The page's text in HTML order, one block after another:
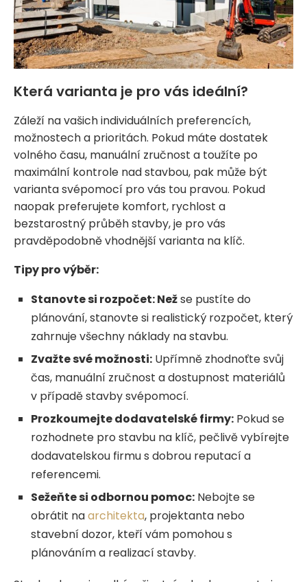
Která varianta je pro vás ideální?
Záleží na vašich individuálních preferencích,
možnostech a prioritách. Pokud máte dostatek
volného času, manuální zručnost a toužíte po
maximální kontrole nad stavbou, pak může být
varianta svépomocí pro vás tou pravou. Pokud
naopak preferujete komfort, rychlost a
bezstarostný průběh stavby, je pro vás
pravděpodobně vhodnější varianta na klíč.
Tipy pro výběr:
Stanovte si rozpočet: Nežse pustíte do
plánování, stanovte si realistický rozpočet, který
zahrnuje všechny náklady na stavbu.
Zvažte své možnosti: Upřímně zhodnoťte svůj
čas, manuální zručnost a dostupnost materiálů
v případě stavby svépomocí.
Prozkoumejte dodavatelské firmy: Pokud se
rozhodnete pro stavbu na klíč, pečlivě vybírejte
dodavatelskou firmu s dobrou reputací a
referencemi.
Sežeňte si odbornou pomoc: Nebojte se
obrátit naarchitekta, projektanta nebo
stavební dozor, kteří vám pomohou s
plánováním a realizací stavby.